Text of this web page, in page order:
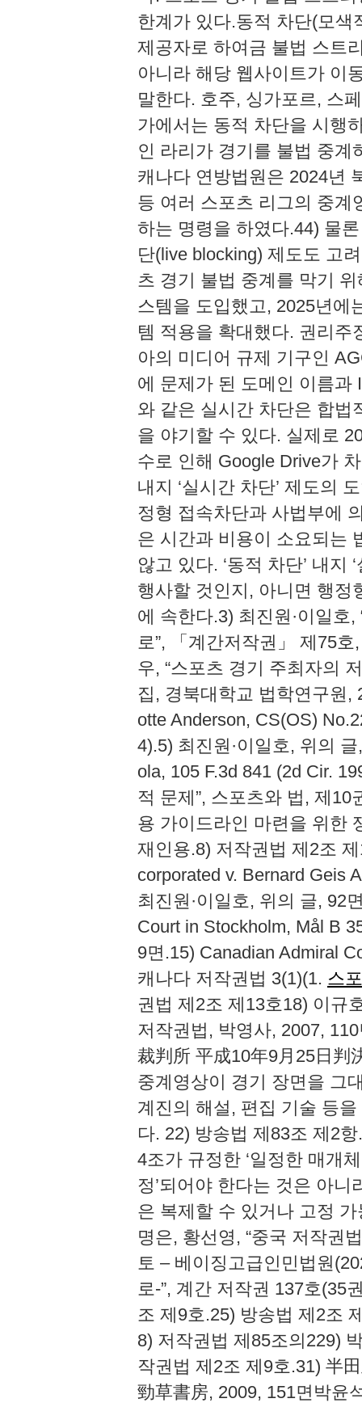
한계가 있다.동적 차단(모색
제공자로 하여금 불법 스트
아니라 해당 웹사이트가 이
말한다. 호주, 싱가포르, 스
가에서는 동적 차단을 시행
인 라리가 경기를 불법 중계
캐나다 연방법원은 2024년
등 여러 스포츠 리그의 중계
하는 명령을 하였다.44) 물
단(live blocking) 제도도 고
츠 경기 불법 중계를 막기
스템을 도입했고, 2025년에
템 적용을 확대했다. 권리주
아의 미디어 규제 기구인
에 문제가 된 도메인 이름과
와 같은 실시간 차단은 합법
을 야기할 수 있다. 실제로
수로 인해 Google Drive가
내지 ‘실시간 차단’ 제도의
정형 접속차단과 사법부에
은 시간과 비용이 소요되는
않고 있다. ‘동적 차단’ 내지
행사할 것인지, 아니면 행정
에 속한다.3) 최진원·이일호
로”, 「계간저작권」 제75
우, “스포츠 경기 주최자의
집, 경북대학교 법학연구원,
otte Anderson, CS(OS)
4).5) 최진원·이일호, 위의
ola, 105 F.3d 841 (2d Cir.
적 문제”, 스포츠와 법, 제10
용 가이드라인 마련을 위한
재인용.8) 저작권법 제2조
corporated v. Bernard Geis
최진원·이일호, 위의 글, 92
Court in Stockholm, Mål B
9면.15) Canadian Admiral
캐나다 저작권법 3(1)(1. 스
권법 제2조 제13호18) 이규
저작권법, 박영사, 2007,
裁判所 平成10年9月25日判
중계영상이 경기 장면을 그
계진의 해설, 편집 기술 등
다. 22) 방송법 제83조 제2
4조가 규정한 ‘일정한 매개
정’되어야 한다는 것은 아
은 복제할 수 있거나 고정
명은, 황선영, “중국 저작권
토 – 베이징고급인민법원
로-”, 계간 저작권 137호(35
조 제9호.25) 방송법 제2조
8) 저작권법 제85조의229)
작권법 제2조 제9호.31) 半
勁草書房, 2009, 151면박윤